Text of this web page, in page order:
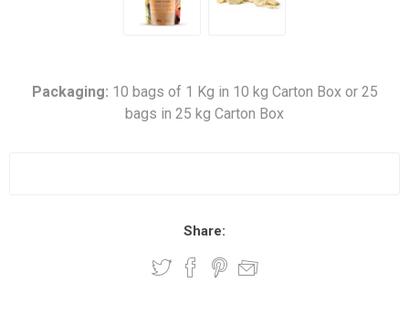
Packaging: 10 bags of 1 Kg in 10 kg Carton Box or 25
bags in 25 kg Carton Box
Share: